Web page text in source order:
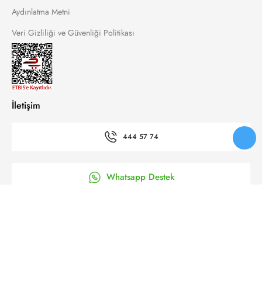
Aydınlatma Metni
Veri Gizliliği ve Güvenliği Politikası
İletişim
444 57 74
Whatsapp Destek